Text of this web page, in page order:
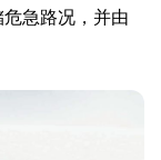
急路况，并由